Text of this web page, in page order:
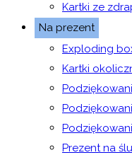
Kartki ze
Na prezent
Exploding
Kartki
Prezent na